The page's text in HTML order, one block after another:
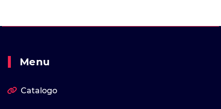
Menu
Catalogo